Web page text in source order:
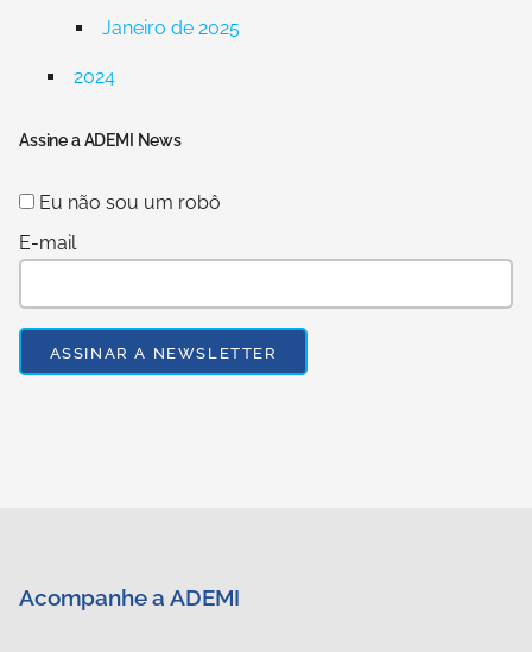
Janeiro de 2025
2024
Assine a ADEMI News
Eu não sou um robô
E-mail
Acompanhe a ADEMI